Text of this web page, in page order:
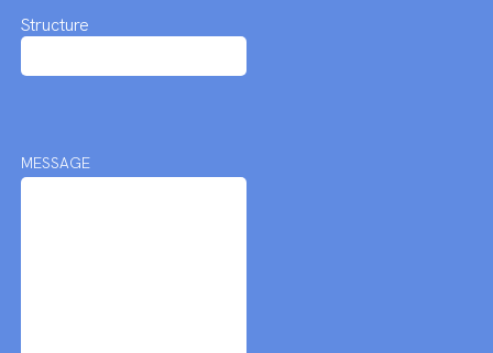
Structure
MESSAGE